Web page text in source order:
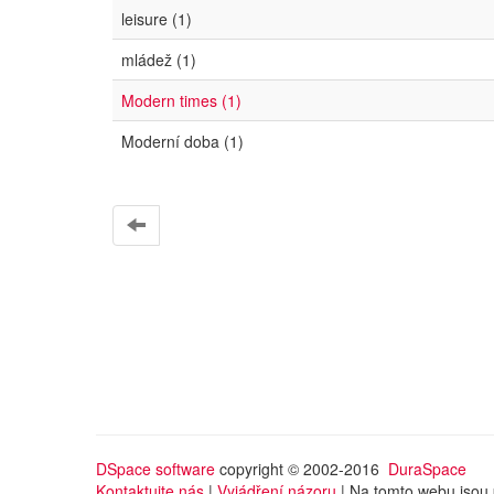
leisure (1)
mládež (1)
Modern times (1)
Moderní doba (1)
DSpace software copyright © 2002-2016 DuraSpace